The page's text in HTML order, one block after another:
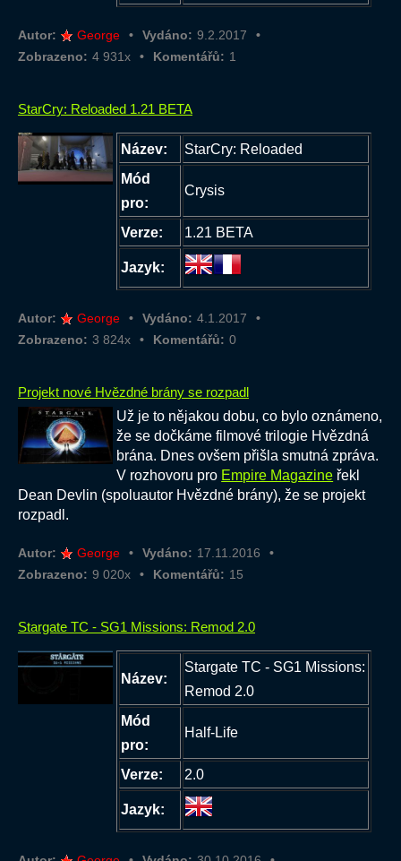
Autor: George Vydáno: 9.2.2017
Zobrazeno: 4 931x Komentářů: 1
StarCry: Reloaded 1.21 BETA
Název:
StarCry: Reloaded
Mód
pro:
Crysis
Verze: 1.21 BETA
Jazyk:
Autor: George Vydáno: 4.1.2017
Zobrazeno: 3 824x Komentářů: 0
Projekt nové Hvězdné brány se rozpadl
Už je to nějakou dobu, co bylo oznámeno,
že se dočkáme filmové trilogie Hvězdná
brána. Dnes ovšem přišla smutná zpráva.
V rozhovoru pro Empire Magazine řekl
Dean Devlin (spoluautor Hvězdné brány), že se projekt
rozpadl.
Autor: George Vydáno: 17.11.2016
Zobrazeno: 9 020x Komentářů: 15
Stargate TC - SG1 Missions: Remod 2.0
Název:
Stargate TC - SG1 Missions:
Remod 2.0
Mód
pro:
Half-Life
Verze: 2.0
Jazyk: